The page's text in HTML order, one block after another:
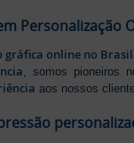
Personalização
gráfica online no Brasil
, somos pioneiros
aos nossos